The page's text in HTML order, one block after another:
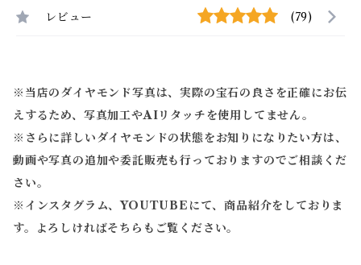
レビュー (79)
※当店のダイヤモンド写真は、実際の宝石の良さを正確にお伝
えするため、写真加工やAIリタッチを使用してません。
※ さらに詳しいダイヤモンドの状態をお知りになりたい方は、
動画や写真の追加や委託販売も行っておりますのでご相談くだ
さい。
※ インスタグラム、YOUTUBEにて、商品紹介をしておりま
す。よろしければそちらもご覧ください。